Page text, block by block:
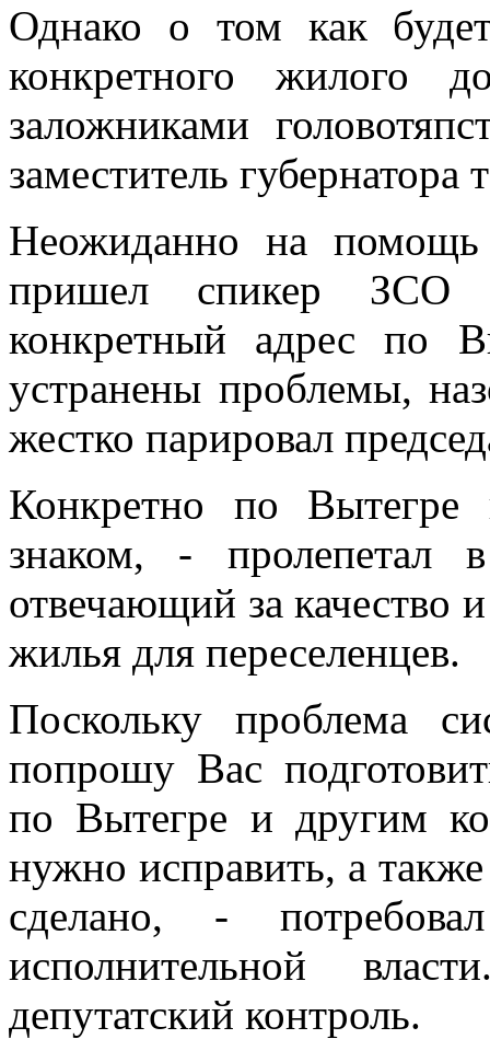
Однако о том как
конкретного жилого
заложниками
заместитель губернатора
Неожиданно на помощь
пришел спикер ЗСО
конкретный адрес по
устранены проблемы,
жестко парировал
Конкретно по
знаком, - пролепетал
отвечающий за качество
жилья для переселенцев.
Поскольку проблема
попрошу Вас
по Вытегре и другим
нужно исправить, а
сделано, -
исполнительной
депутатский контроль.